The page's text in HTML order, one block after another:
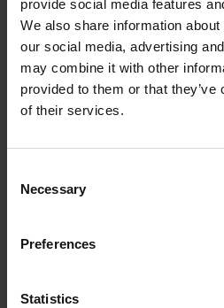
provide social media features
We also share information
our social media, advertising
may combine it with other
provided to them or that
of their services.
Selection
Necessary
Preferences
Statistics
り、継続的な開発プロセスに
ーンとなるものです。
の継続的な活用を反映し、革
実用的なサポートへと応用さ
新しいKlartext Converter
いTNC7以前のCNC装置でも
ます。また、TNC7の一部の
ラミング作業を行わずに、ス
また、vTNC7は各種